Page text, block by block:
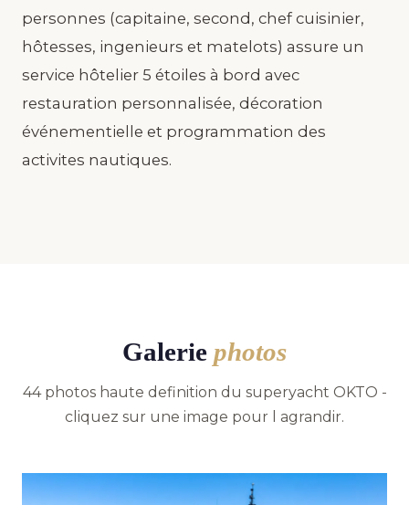
personnes (capitaine, second, chef cuisinier,
hôtesses, ingenieurs et matelots) assure un
service hôtelier 5 étoiles à bord avec
restauration personnalisée, décoration
événementielle et programmation des
activites nautiques.
Galerie photos
44 photos haute definition du superyacht OKTO -
cliquez sur une image pour l agrandir.